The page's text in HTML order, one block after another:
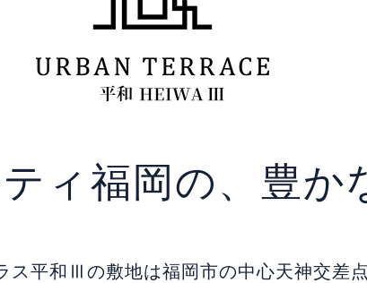
ィ福岡の、 豊か
ス平和Ⅲの敷地は福岡市の中心天神交差